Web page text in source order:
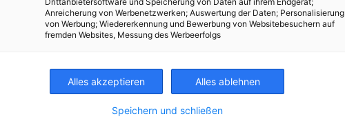
Anreicherung von Werbenetzwerken; Auswertung der Daten; Personalisierung
von Werbung; Wiedererkennung und Bewerbung von Websitebesuchern auf
fremden Websites, Messung des Werbeerfolgs
Alles akzeptieren Alles ablehnen
Speichern und schließen